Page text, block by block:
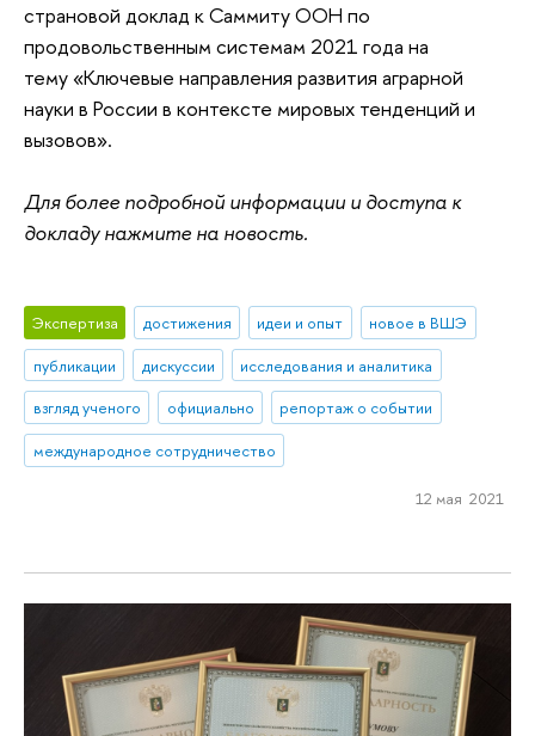
страновой доклад к Саммиту ООН по
продовольственным системам 2021 года на
тему «Ключевые направления развития аграрной
науки в России в контексте мировых тенденций и
вызовов».
Для более подробной информации и доступа к
докладу нажмите на новость.
Экспертиза достижения идеи и опыт
новое в ВШЭ
публикации
дискуссии
исследования и аналитика
взгляд ученого
официально
репортаж о событии
международное сотрудничество
12 мая 2021